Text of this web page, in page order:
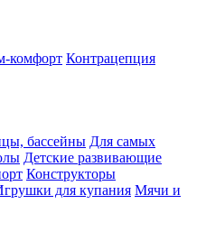
комфорт Контрацепция
бассейны Для самых
Детские развивающие
Конструкторы
для купания Мячи и